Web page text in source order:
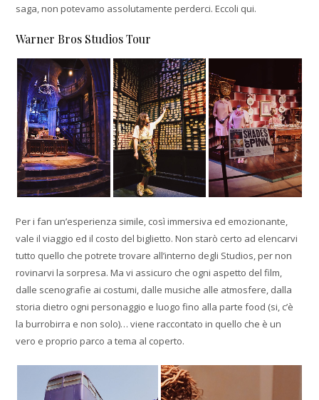
saga, non potevamo assolutamente perderci. Eccoli qui.
Warner Bros Studios Tour
Per i fan un’esperienza simile, così immersiva ed emozionante,
vale il viaggio ed il costo del biglietto. Non starò certo ad elencarvi
tutto quello che potrete trovare all’interno degli Studios, per non
rovinarvi la sorpresa. Ma vi assicuro che ogni aspetto del film,
dalle scenografie ai costumi, dalle musiche alle atmosfere, dalla
storia dietro ogni personaggio e luogo fino alla parte food (si, c’è
la burrobirra e non solo)… viene raccontato in quello che è un
vero e proprio parco a tema al coperto.